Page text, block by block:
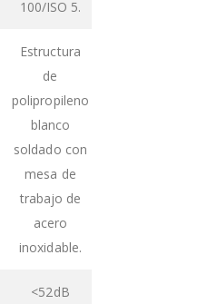
100/ISO 5.
Estructura
de
polipropileno
blanco
soldado con
mesa de
trabajo de
acero
inoxidable.
<52dB